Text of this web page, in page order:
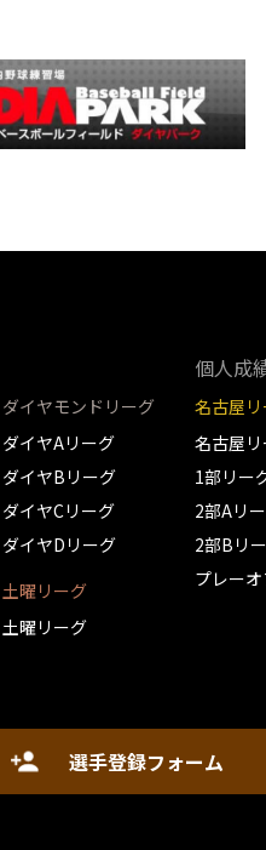
ダイヤモンドリーグ
ダイヤAリーグ
ダイヤBリーグ
ダイヤCリーグ
ダイヤDリーグ
土曜リーグ
土曜リーグ
個人成
名古屋
名古屋
1部リー
2部Aリ
2部Bリ
プレーオ
選手登録フォーム